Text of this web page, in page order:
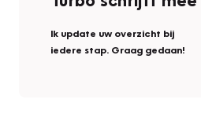
Ik update uw overzicht bij
iedere stap. Graag gedaan!